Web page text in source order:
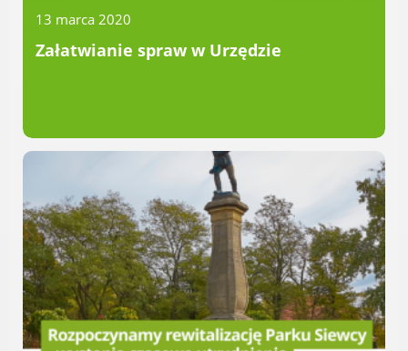
Radni Rady Miasta Luboń
Harmonogram dyżurów radnych
Uchwały Rady Miasta Luboń
Młodzieżowa Rada Miasta Luboń
POZOSTAŁE
Państwowy Fundusz Rehabilitacji Osób
Niepełnosprawnych
13 marca 2020
Załatwianie spraw w Urzędzie